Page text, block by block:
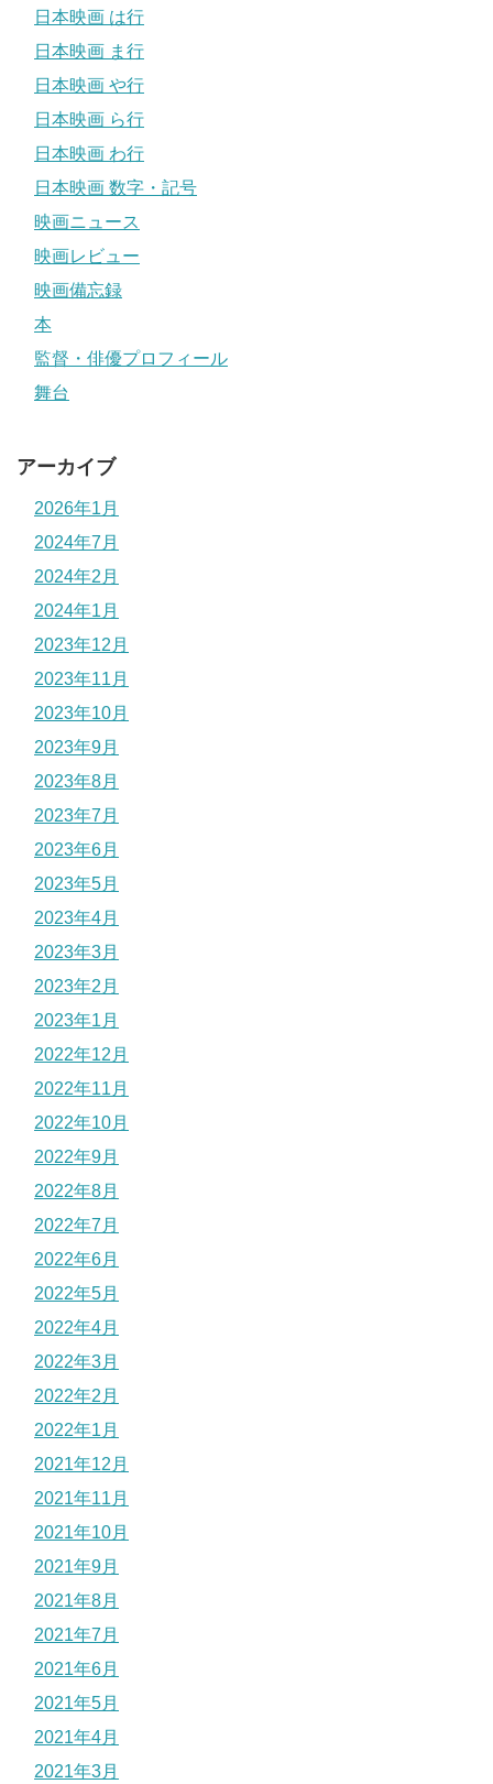
日本映画 は行
日本映画 ま行
日本映画 や行
日本映画 ら行
日本映画 わ行
日本映画 数字・記号
映画ニュース
映画レビュー
映画備忘録
本
監督・俳優プロフィール
舞台
アーカイブ
2026年1月
2024年7月
2024年2月
2024年1月
2023年12月
2023年11月
2023年10月
2023年9月
2023年8月
2023年7月
2023年6月
2023年5月
2023年4月
2023年3月
2023年2月
2023年1月
2022年12月
2022年11月
2022年10月
2022年9月
2022年8月
2022年7月
2022年6月
2022年5月
2022年4月
2022年3月
2022年2月
2022年1月
2021年12月
2021年11月
2021年10月
2021年9月
2021年8月
2021年7月
2021年6月
2021年5月
2021年4月
2021年3月